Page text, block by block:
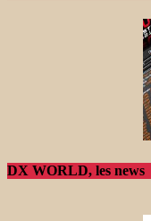
DX WORLD, les news